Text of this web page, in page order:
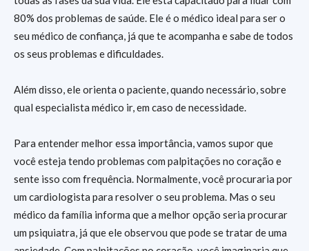
80% dos problemas de saúde. Ele é o médico ideal para ser o
seu médico de confiança, já que te acompanha e sabe de todos
os seus problemas e dificuldades.
Além disso, ele orienta o paciente, quando necessário, sobre
qual especialista médico ir, em caso de necessidade.
Para entender melhor essa importância, vamos supor que
você esteja tendo problemas com palpitações no coração e
sente isso com frequência. Normalmente, você procuraria por
um cardiologista para resolver o seu problema. Mas o seu
médico da família informa que a melhor opção seria procurar
um psiquiatra, já que ele observou que pode se tratar de uma